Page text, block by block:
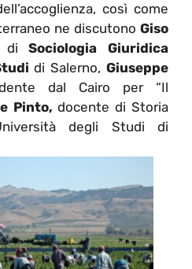
così come
ne discutono Giso
diSociologia Giuridica
di Salerno,Giuseppe
dal Cairo per “Il
Pinto, docente di Storia
degli Studi di